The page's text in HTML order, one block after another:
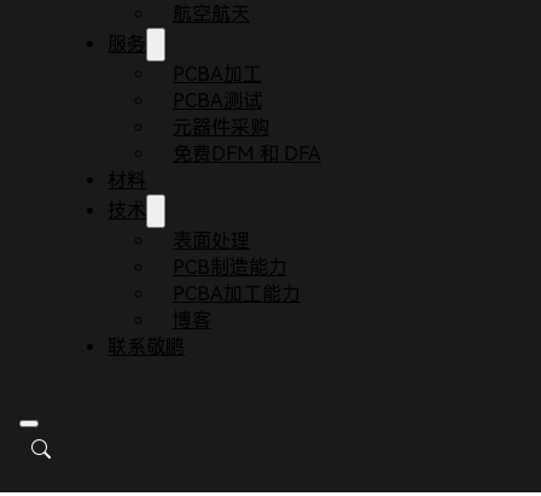
航空航天
服务
PCBA加工
PCBA测试
元器件采购
免费DFM 和 DFA
材料
技术
表面处理
PCB制造能力
PCBA加工能力
博客
联系敬鹏
什么是AOI？